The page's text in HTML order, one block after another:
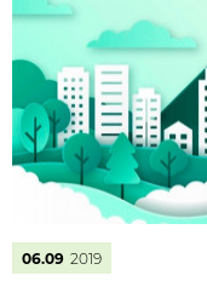
06.09 2019